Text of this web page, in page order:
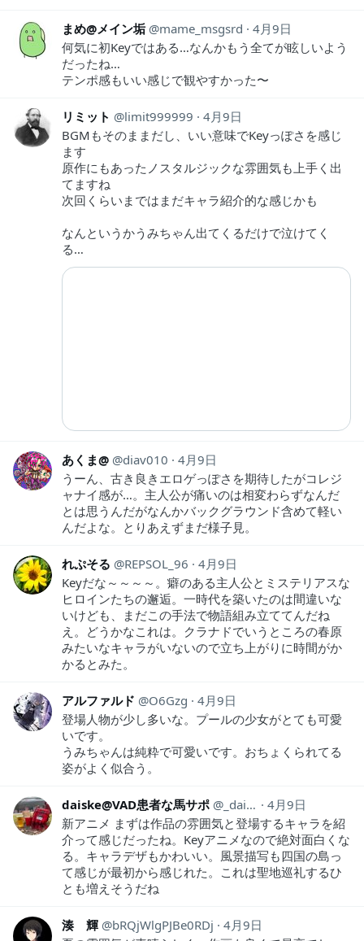
まめ@メイン垢 mame_msgsrd
4月9日
何気に初Keyではある…なんかもう全てが眩しいよう
だったね…
テンポ感もいい感じで観やすかった〜‍
リミット limit999999
4月9日
BGMもそのままだし、いい意味でKeyっぽさを感じ
ます
原作にもあったノスタルジックな雰囲気も上手く出
てますね
次回くらいまではまだキャラ紹介的な感じかも
なんというかうみちゃん出てくるだけで泣けてく
る…
あくま@ diav010
4月9日
うーん、古き良きエロゲっぽさを期待したがコレジ
ャナイ感が…。主人公が痛いのは相変わらずなんだ
とは思うんだがなんかバックグラウンド含めて軽い
んだよな。とりあえずまだ様子見。
れぷそる REPSOL_96
4月9日
Keyだな～～～～。癖のある主人公とミステリアスな
ヒロインたちの邂逅。一時代を築いたのは間違いな
いけども、まだこの手法で物語組み立ててんだね
え。どうかなこれは。クラナドでいうところの春原
みたいなキャラがいないので立ち上がりに時間がか
かるとみた。
アルファルド O6Gzg
4月9日
登場人物が少し多いな。プールの少女がとても可愛
いです。
うみちゃんは純粋で可愛いです。おちょくられてる
姿がよく似合う。
daiske@VAD患者な馬サポ _daiske
4月9日
新アニメ まずは作品の雰囲気と登場するキャラを紹
介って感じだったね。Keyアニメなので絶対面白くな
る。キャラデザもかわいい。風景描写も四国の島っ
て感じが最初から感じれた。これは聖地巡礼するひ
とも増えそうだね
湊 輝 bRQjWlgPJBe0RDj
4月9日